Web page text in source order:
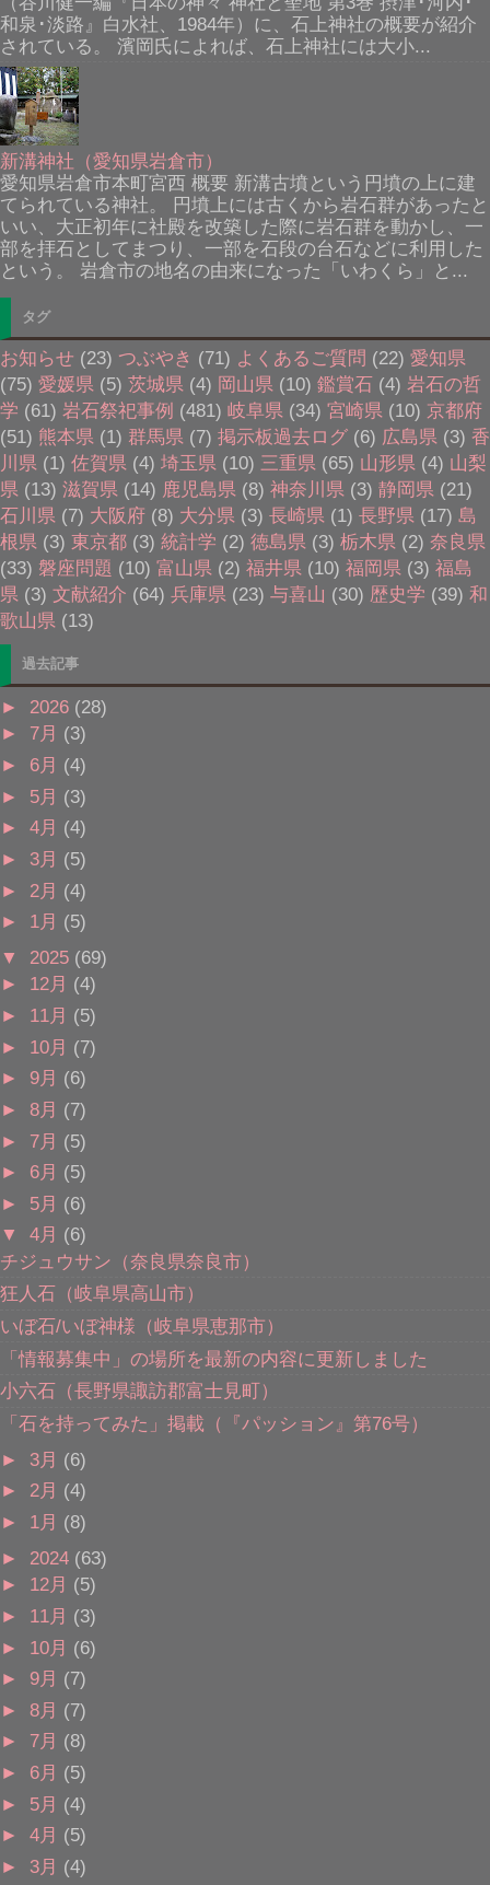
和泉･淡路』白水社、1984年）に、石上神社の概要が紹介
されている。 濱岡氏によれば、石上神社には大小...
新溝神社（愛知県岩倉市）
愛知県岩倉市本町宮西 概要 新溝古墳という円墳の上に建
てられている神社。 円墳上には古くから岩石群があったと
いい、大正初年に社殿を改築した際に岩石群を動かし、一
部を拝石としてまつり、一部を石段の台石などに利用した
という。 岩倉市の地名の由来になった「いわくら」と...
タグ
お知らせ (23) つぶやき (71) よくあるご質問 (22) 愛知県
(75) 愛媛県 (5) 茨城県 (4) 岡山県 (10) 鑑賞石 (4) 岩石の哲
学 (61) 岩石祭祀事例 (481) 岐阜県 (34) 宮崎県 (10) 京都府
(51) 熊本県 (1) 群馬県 (7) 掲示板過去ログ (6) 広島県 (3) 香
川県 (1) 佐賀県 (4) 埼玉県 (10) 三重県 (65) 山形県 (4) 山梨
県 (13) 滋賀県 (14) 鹿児島県 (8) 神奈川県 (3) 静岡県 (21)
石川県 (7) 大阪府 (8) 大分県 (3) 長崎県 (1) 長野県 (17) 島
根県 (3) 東京都 (3) 統計学 (2) 徳島県 (3) 栃木県 (2) 奈良県
(33) 磐座問題 (10) 富山県 (2) 福井県 (10) 福岡県 (3) 福島
県 (3) 文献紹介 (64) 兵庫県 (23) 与喜山 (30) 歴史学 (39) 和
歌山県 (13)
過去記事
► 2026 (28)
► 7月 (3)
► 6月 (4)
► 5月 (3)
► 4月 (4)
► 3月 (5)
► 2月 (4)
► 1月 (5)
▼ 2025 (69)
► 12月 (4)
► 11月 (5)
► 10月 (7)
► 9月 (6)
► 8月 (7)
► 7月 (5)
► 6月 (5)
► 5月 (6)
▼ 4月 (6)
チジュウサン（奈良県奈良市）
狂人石（岐阜県高山市）
いぼ石/いぼ神様（岐阜県恵那市）
「情報募集中」の場所を最新の内容に更新しました
小六石（長野県諏訪郡富士見町）
「石を持ってみた」掲載（『パッション』第76号）
► 3月 (6)
► 2月 (4)
► 1月 (8)
► 2024 (63)
► 12月 (5)
► 11月 (3)
► 10月 (6)
► 9月 (7)
► 8月 (7)
► 7月 (8)
► 6月 (5)
► 5月 (4)
► 4月 (5)
► 3月 (4)